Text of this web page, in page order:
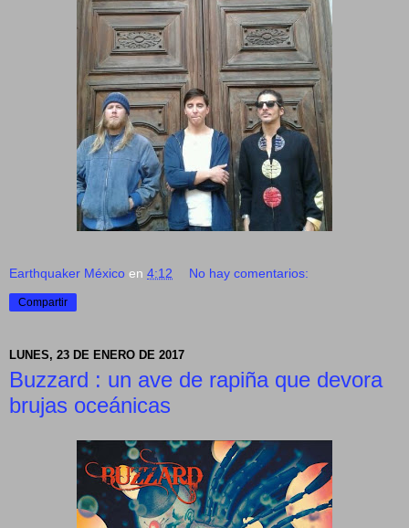
Earthquaker México en 4:12 No hay comentarios:
Compartir
LUNES, 23 DE ENERO DE 2017
Buzzard : un ave de rapiña que devora
brujas oceánicas